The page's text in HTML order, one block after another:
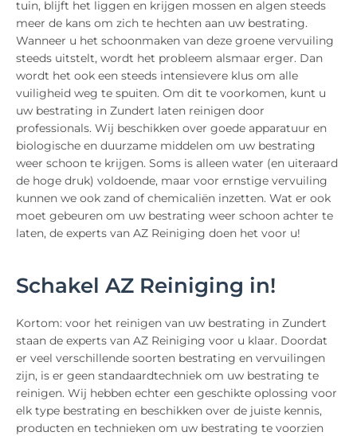
tuin, blijft het liggen en krijgen mossen en algen steeds
meer de kans om zich te hechten aan uw bestrating.
Wanneer u het schoonmaken van deze groene vervuiling
steeds uitstelt, wordt het probleem alsmaar erger. Dan
wordt het ook een steeds intensievere klus om alle
vuiligheid weg te spuiten. Om dit te voorkomen, kunt u
uw bestrating in Zundert laten reinigen door
professionals. Wij beschikken over goede apparatuur en
biologische en duurzame middelen om uw bestrating
weer schoon te krijgen. Soms is alleen water (en uiteraard
de hoge druk) voldoende, maar voor ernstige vervuiling
kunnen we ook zand of chemicaliën inzetten. Wat er ook
moet gebeuren om uw bestrating weer schoon achter te
laten, de experts van AZ Reiniging doen het voor u!
Schakel AZ Reiniging in!
Kortom: voor het reinigen van uw bestrating in Zundert
staan de experts van AZ Reiniging voor u klaar. Doordat
er veel verschillende soorten bestrating en vervuilingen
zijn, is er geen standaardtechniek om uw bestrating te
reinigen. Wij hebben echter een geschikte oplossing voor
elk type bestrating en beschikken over de juiste kennis,
producten en technieken om uw bestrating te voorzien